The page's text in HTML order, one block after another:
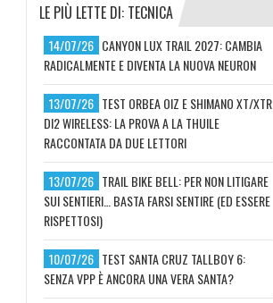
LE PIÙ LETTE DI: TECNICA
14/07/26 CANYON LUX TRAIL 2027: CAMBIA
RADICALMENTE E DIVENTA LA NUOVA NEURON
13/07/26 TEST ORBEA OIZ E SHIMANO XT/XTR
DI2 WIRELESS: LA PROVA A LA THUILE
RACCONTATA DA DUE LETTORI
13/07/26 TRAIL BIKE BELL: PER NON LITIGARE
SUI SENTIERI… BASTA FARSI SENTIRE (ED ESSERE
RISPETTOSI)
10/07/26 TEST SANTA CRUZ TALLBOY 6:
SENZA VPP È ANCORA UNA VERA SANTA?